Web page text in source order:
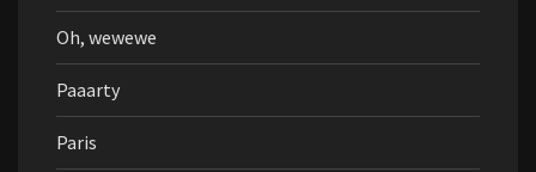
Oh, wewewe
Paaarty
Paris